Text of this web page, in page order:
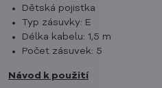
Dětská pojistka
Typ zásuvky: E
Délka kabelu: 1,5 m
Počet zásuvek: 5
Návod k použití